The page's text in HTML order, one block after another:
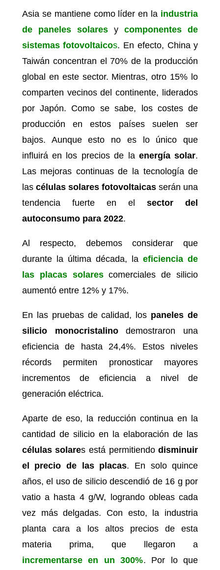
Asia se mantiene como líder en la industria
de paneles solaresycomponentes de
sistemas fotovoltaicos. En efecto, China y
Taiwán concentran el 70% de la producción
global en este sector. Mientras, otro 15% lo
comparten vecinos del continente, liderados
por Japón. Como se sabe, los costes de
producción en estos países suelen ser
bajos. Aunque esto no es lo único que
influirá en los precios de la energía solar.
Las mejoras continuas de la tecnología de
las células solares fotovoltaicas serán una
tendencia fuerte en elsector del
autoconsumo para 2022.
Al respecto, debemos considerar que
durante la última década, laeficiencia de
las placas solares comerciales de silicio
aumentó entre 12% y 17%.
En las pruebas de calidad, los paneles de
silicio monocristalinodemostraron una
eficiencia de hasta 24,4%. Estos niveles
récords permiten pronosticar mayores
incrementos de eficiencia a nivel de
generación eléctrica.
Aparte de eso, la reducción continua en la
cantidad de silicio en la elaboración de las
células solares está permitiendodisminuir
el precio de las placas. En solo quince
años, el uso de silicio descendió de 16 g por
vatio a hasta 4 g/W, logrando obleas cada
vez más delgadas. Con esto, la industria
planta cara a los altos precios de esta
materia prima, que llegaron a
incrementarse en un 300%. Por lo que